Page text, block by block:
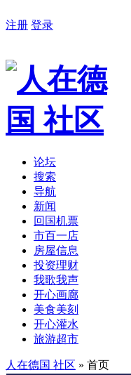
注册 登录
论坛
搜索
导航
新闻
回国机票
市百一店
房屋信息
投资理财
我歌我声
开心画廊
美食美刻
开心灌水
旅游超市
人在德国 社区 » 首页